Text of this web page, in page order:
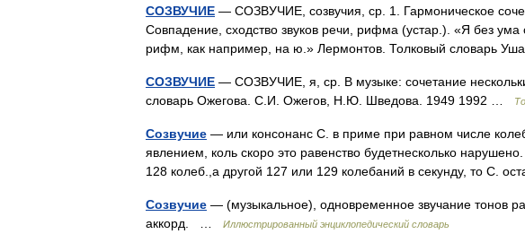
СОЗВУЧИЕ — СОЗВУЧИЕ, созвучия, ср. 1. Гармоническое
Совпадение, сходство звуков речи, рифма (устар.). «Я без ума
рифм, как например, на ю.» Лермонтов. Толковый словарь
СОЗВУЧИЕ — СОЗВУЧИЕ, я, ср. В музыке: сочетание
словарь Ожегова. С.И. Ожегов, Н.Ю. Шведова. 1949 1992 …
Созвучие — или консонанс С. в приме при равном числе
явлением, коль скоро это равенство будетнесколько
128 колеб.,а другой 127 или 129 колебаний в секунду, то С.
Созвучие — (музыкальное), одновременное звучание тонов
аккорд. …
Иллюстрированный энциклопедический словарь